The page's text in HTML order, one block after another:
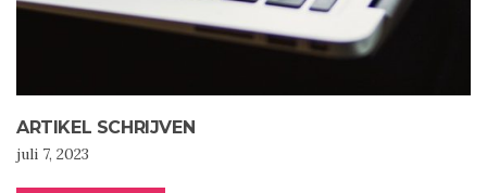
ARTIKEL SCHRIJVEN
juli 7, 2023